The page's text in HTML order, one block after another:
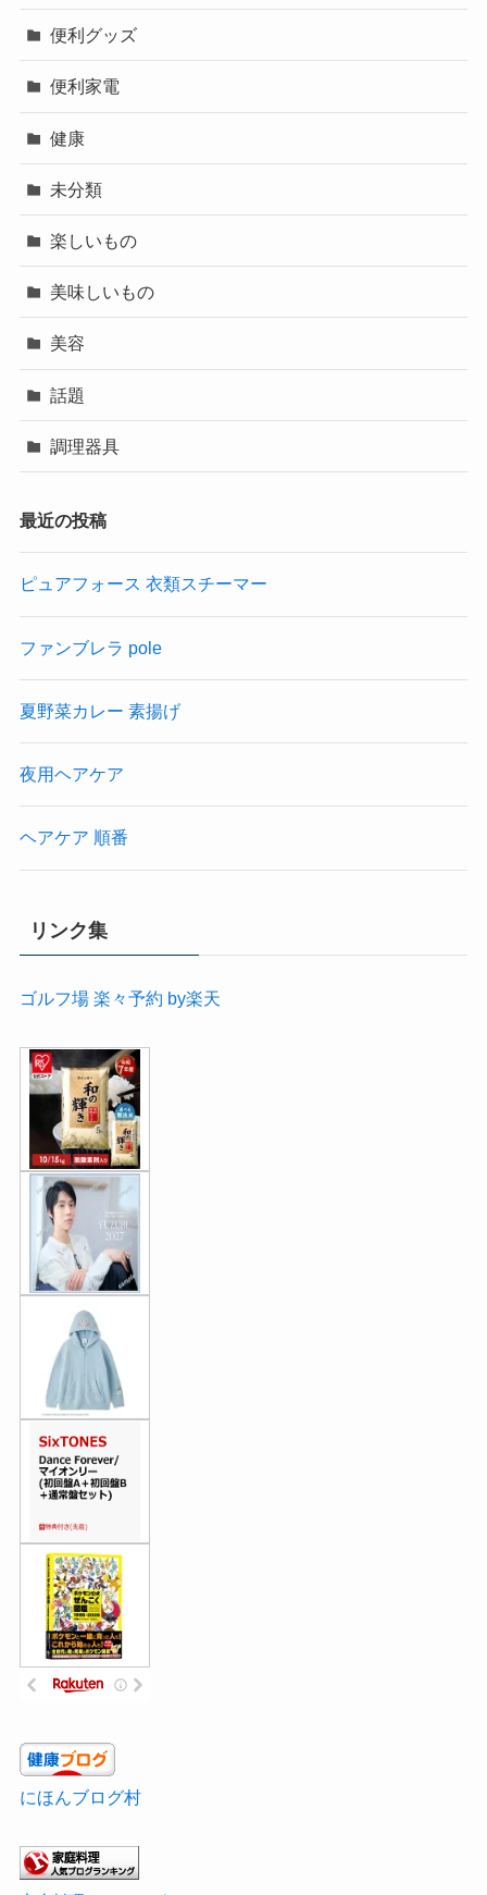
便利グッズ
便利家電
健康
未分類
楽しいもの
美味しいもの
美容
話題
調理器具
最近の投稿
ピュアフォース 衣類スチーマー
ファンブレラ pole
夏野菜カレー 素揚げ
夜用ヘアケア
ヘアケア 順番
リンク集
ゴルフ場 楽々予約 by楽天
にほんブログ村